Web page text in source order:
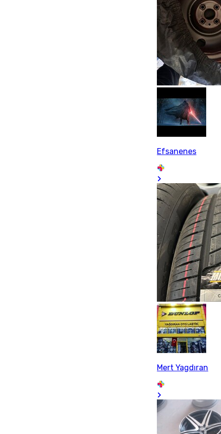
Efsanenes
Mert Yagdıran